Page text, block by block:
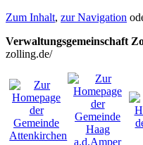
Zum Inhalt, zur Navigation
Verwaltungsgemeinschaft
zolling.de/